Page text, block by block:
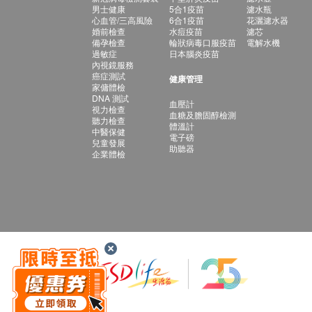
男士健康
心血管/三高風險
婚前檢查
備孕檢查
過敏症
內視鏡服務
癌症測試
家傭體檢
DNA 測試
視力檢查
聽力檢查
中醫保健
兒童發展
企業體檢
5合1疫苗
6合1疫苗
水痘疫苗
輪狀病毒口服疫苗
日本腦炎疫苗
健康管理
血壓計
血糖及膽固醇檢測
體溫計
電子磅
助聽器
濾水瓶
花灑濾水器
濾芯
電解水機